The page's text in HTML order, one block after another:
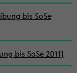
bis SoSe
bis SoSe 2011)